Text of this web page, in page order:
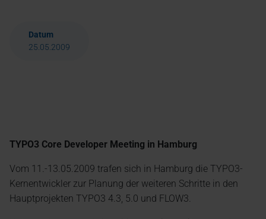
Datum
25.05.2009
TYPO3 Core Developer Meeting in Hamburg
Vom 11.-13.05.2009 trafen sich in Hamburg die TYPO3-
Kernentwickler zur Planung der weiteren Schritte in den
Hauptprojekten TYPO3 4.3, 5.0 und FLOW3.